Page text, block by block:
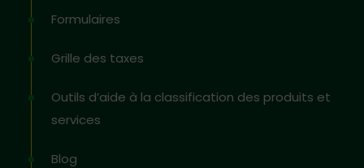
Formulaires
Grille des taxes
Outils d’aide à la classification des produits et
services
Blog